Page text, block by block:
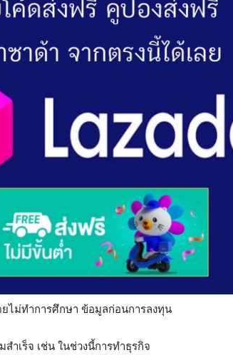
ไม่ทำการศึกษา ข้อมูลก่อนการลงทุน
ำเร็จ เช่น ในช่วงนี้การทำธุรกิจ